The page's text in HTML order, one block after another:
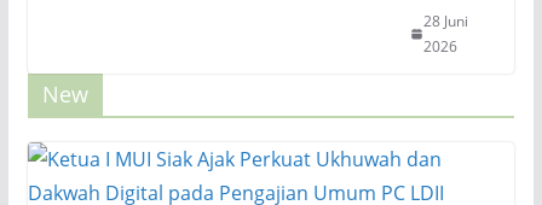
28 Juni
2026
New